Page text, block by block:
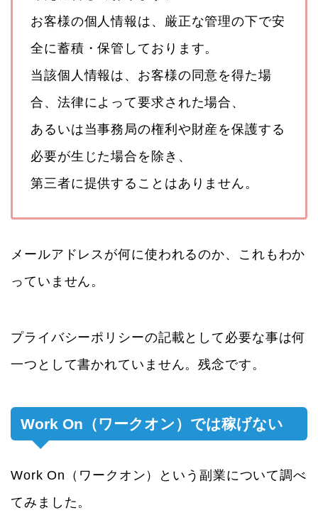
お客様の個人情報は、厳正な管理の下で安
全に蓄積・保管しております。
当該個人情報は、お客様の同意を得た場
合、法律によって要求された場合、
あるいは当事務局の権利や財産を保護する
必要が生じた場合を除き、
第三者に提供することはありません。
メールアドレスが何に使われるのか、これもわか
っていません。
プライバシーポリシーの記載として必要な事は何
一つとして書かれていません。残念です。
Work On（ワークオン）では稼げない
Work On（ワークオン）という副業について調べ
てみました。